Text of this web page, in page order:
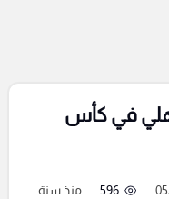
في كأس
596 منذ سنة